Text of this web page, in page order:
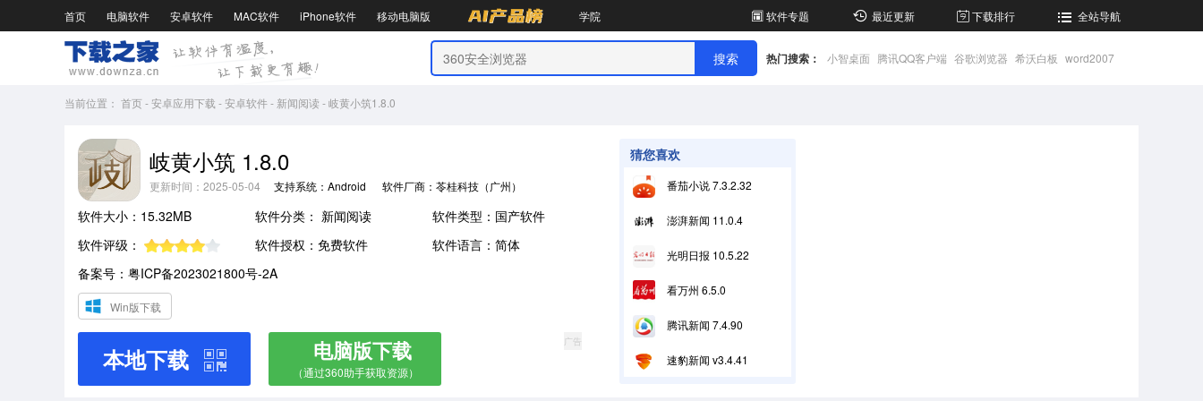
首页 电脑软件 安卓软件 MAC软件 iPhone软件 移动电脑版 学院 软件专题 最近更新 下载排行 全站导航
热门搜索： 小智桌面 腾讯QQ客户端 谷歌浏览器 希沃白板 word2007
当前位置： 首页-安卓应用下载 -安卓软件- 新闻阅读 -岐黄小筑1.8.0
岐黄小筑 1.8.0
更新时间：2025-05-04 支持系统：Android 软件厂商：苓桂科技（广州）有限公司
软件大小：15.32MB 软件分类： 新闻阅读
软件类型：国产软件
软件评级：
软件授权：免费软件
软件语言：简体
备案号：粤ICP备2023021800号-2A
Win版下载
本地下载 电脑版下载
（通过360助手获取资源）
广告
猜您喜欢
番茄小说 7.3.2.32
澎湃新闻 11.0.4
光明日报 10.5.22
看万州 6.5.0
腾讯新闻 7.4.90
速豹新闻 v3.4.41